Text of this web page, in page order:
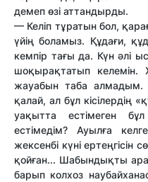
демеп өзі аттандырды.
— Келіп тұратын бол,
үйің боламыз. Құдағи,
кемпір тағы да. Күн әлі
шоқырақтатып
жауабын таба алмадым.
қалай, ал бұл кісілердің
уақытта естімеген
естімедім? Ауылға
жексенбі күні
қойған... Шабындықты
барып колхоз